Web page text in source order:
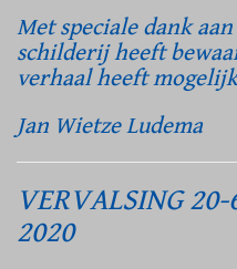
Met speciale dank
schilderij heeft
verhaal heeft
Jan Wietze Ludema
VERVALSING 20-
2020